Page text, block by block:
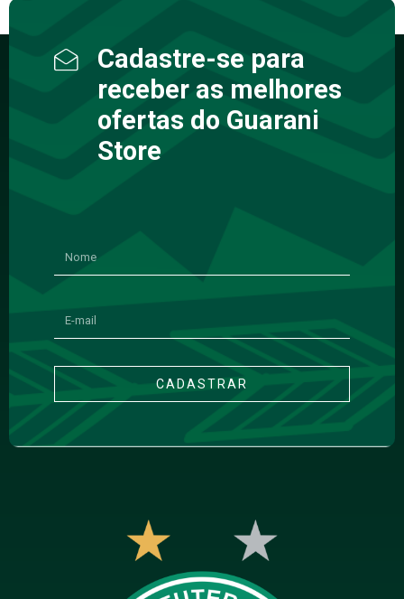
Cadastre-se para
receber as melhores
ofertas do Guarani
Store
CADASTRAR